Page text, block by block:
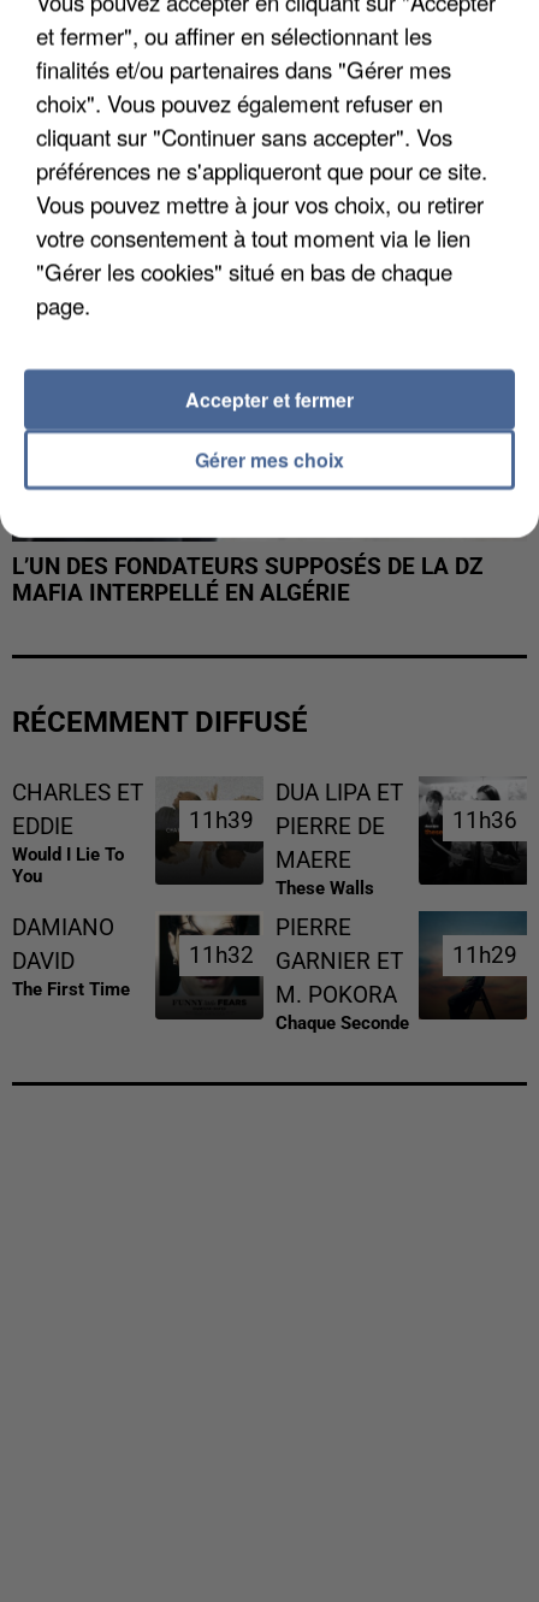
APRÈS TOUTES CES CANICULES, LES REFUGES
DE FAUNE SAUVAGE SONT...
L’UN DES FONDATEURS SUPPOSÉS DE LA DZ
MAFIA INTERPELLÉ EN ALGÉRIE
RÉCEMMENT DIFFUSÉ
CHARLES ET
EDDIE
Would I Lie To
You
11h39
11h39
DUA LIPA ET
PIERRE DE
MAERE
These Walls
11h36
11h36
DAMIANO
DAVID
The First Time
11h32
11h32
PIERRE
GARNIER ET
M. POKORA
Chaque Seconde
11h29
11h29
et fermer", ou affiner en sélectionnant les
finalités et/ou partenaires dans "Gérer mes
choix". Vous pouvez également refuser en
cliquant sur "Continuer sans accepter". Vos
préférences ne s'appliqueront que pour ce site.
Vous pouvez mettre à jour vos choix, ou retirer
votre consentement à tout moment via le lien
"Gérer les cookies" situé en bas de chaque
page.
Gérer mes choix
Accepter et fermer